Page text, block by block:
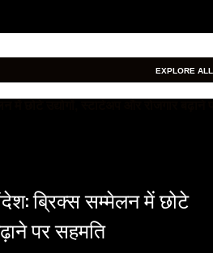
EXPLORE ALL
ब्रिक्स सम्मेलन में छोटे
पर सहमति